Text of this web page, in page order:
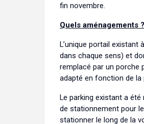
fin novembre.
Quels aménagements ?
L’unique portail
dans chaque sens) et
remplacé par un porche
adapté en fonction de
Le parking existant a
de stationnement pour
stationner le long de la